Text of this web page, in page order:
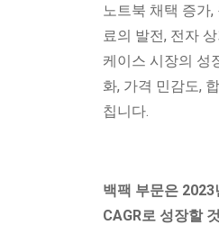
노트북 채택 증가
료의 발전, 전자
케이스 시장의 성
화, 가격 민감도,
칩니다.
백팩 부문은 2023
CAGR로 성장할